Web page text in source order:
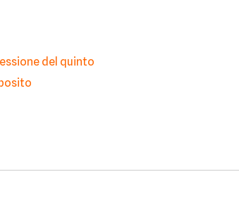
del quinto